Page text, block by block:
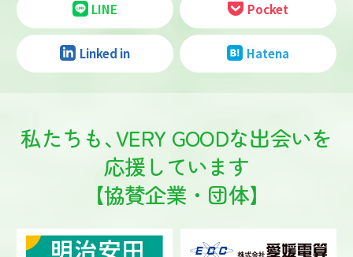
LINE Pocket
Linked in Hatena
私たちも、VERY GOODな出会いを
応援しています
【協賛企業・団体】